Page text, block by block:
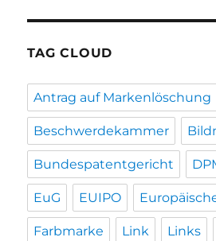
TAG CLOUD
Antrag auf Markenlöschung
Beschwerdekammer
Bundespatentgericht
EuG EUIPO
Farbmarke Link Links